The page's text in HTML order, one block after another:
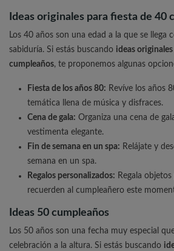
Ideas originales para fiesta de 40
Los 40 años son una edad a la que se llega
sabiduría. Si estás buscando ideas
cumpleaños, te proponemos algunas
Fiesta de los años 80: Revíve los años
temática llena de música y disfraces.
Cena de gala: Organiza una cena de
vestimenta elegante.
Fin de semana en un spa: Relájate y
semana en un spa.
Regalos personalizados: Regala
recuerden al cumpleañero este
Ideas 50 cumpleaños
Los 50 años son una fecha muy especial
celebración a la altura. Si estás buscando